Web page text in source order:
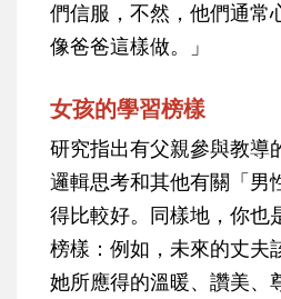
們信服，不然，他們通常
像爸爸這樣做。」
女孩的學習榜樣
研究指出有父親參與教導
邏輯思考和其他有關「男
得比較好。同樣地，你也
榜樣：例如，未來的丈夫
她所應得的溫暖、讚美、